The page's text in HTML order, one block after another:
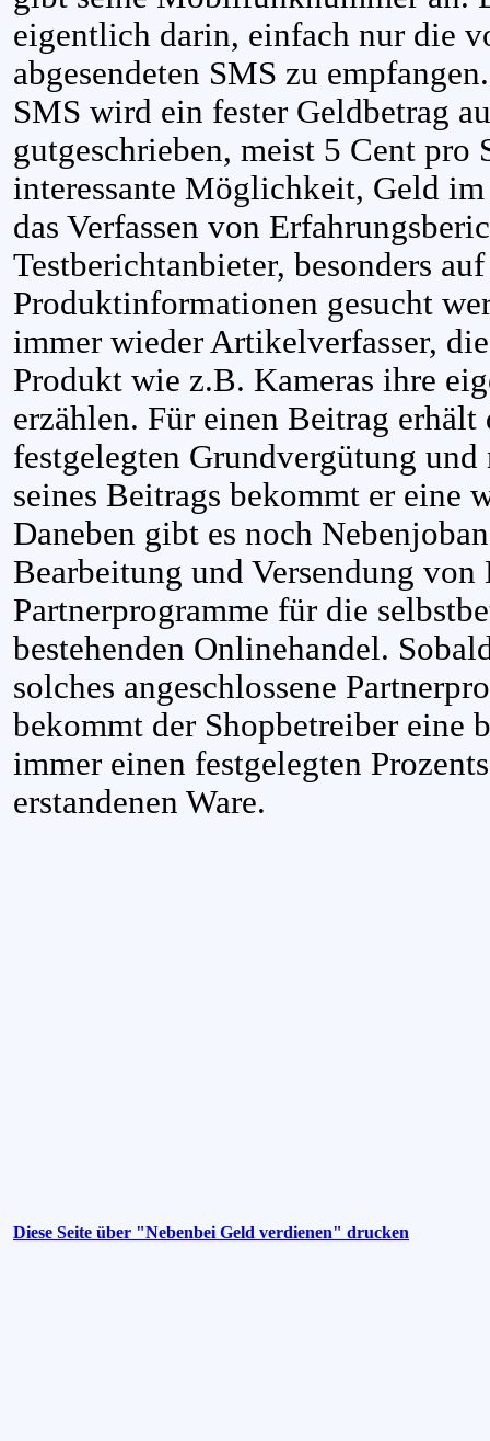
eigentlich darin, einfach nur die
abgesendeten SMS zu
SMS wird ein fester Geldbetrag
gutgeschrieben, meist 5 Cent pro
interessante Möglichkeit, Geld
das Verfassen von
Testberichtanbieter, besonders
Produktinformationen gesucht
immer wieder Artikelverfasser,
Produkt wie z.B. Kameras ihre
erzählen. Für einen Beitrag
festgelegten Grundvergütung
seines Beitrags bekommt er eine
Daneben gibt es noch
Bearbeitung und Versendung
Partnerprogramme für die
bestehenden Onlinehandel.
solches angeschlossene
bekommt der Shopbetreiber eine
immer einen festgelegten
erstandenen Ware.
Diese Seite über "Nebenbei Geld verdienen" drucken